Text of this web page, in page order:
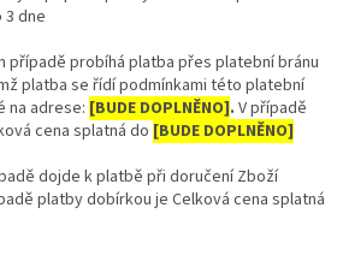
3 dne
případě probíhá platba přes platební bránu
platba se řídí podmínkami této platební
na adrese: [BUDE DOPLNĚNO]. V případě
cena splatná do [BUDE DOPLNĚNO]
dojde k platbě při doručení Zboží
platby dobírkou je Celková cena splatná